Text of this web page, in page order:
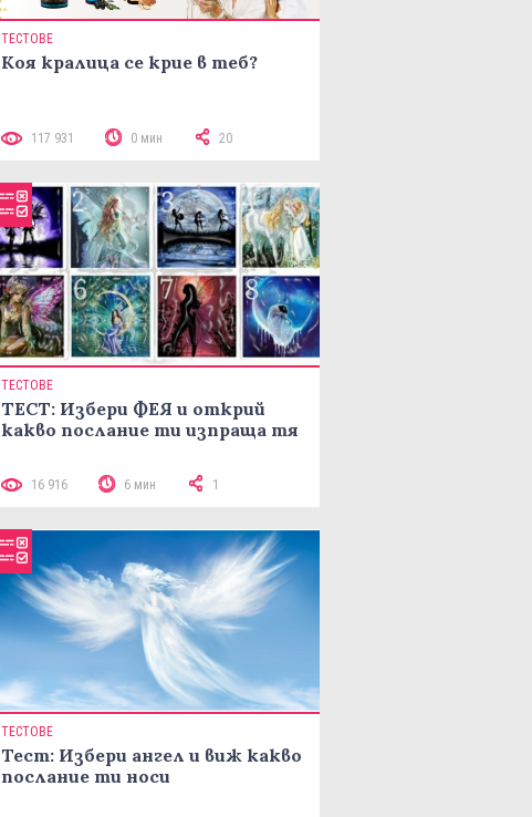
ТЕСТОВЕ
Коя кралица се крие в теб?
117 931 0 мин 20
ТЕСТОВЕ
ТЕСТ: Избери ФЕЯ и открий
какво послание ти изпраща тя
16 916 6 мин 1
ТЕСТОВЕ
Тест: Избери ангел и виж какво
послание ти носи